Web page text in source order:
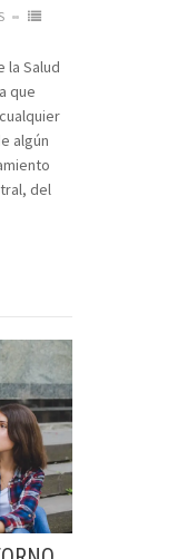
la Salud
que
algún
del